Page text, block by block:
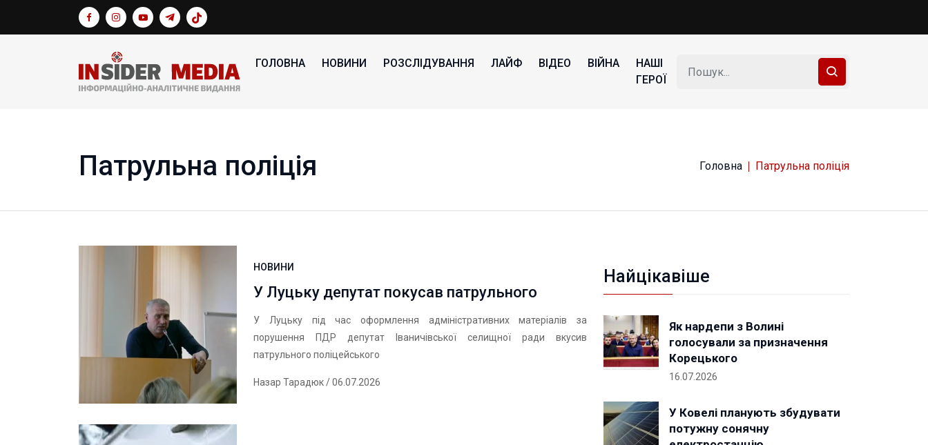
ГОЛОВНА НОВИНИ РОЗСЛІДУВАННЯ ЛАЙФ ВІДЕО ВІЙНА
НАШІ
ГЕРОЇ
Патрульна поліція Головна Патрульна поліція
НОВИНИ
У Луцьку депутат покусав патрульного
У Луцьку під час оформлення адміністративних матеріалів за
порушення ПДР депутат Іваничівської селищної ради вкусив
патрульного поліцейського
Назар Тарадюк/ 06.07.2026
Найцікавіше
Як нардепи з Волині
голосували за призначення
Корецького
16.07.2026
У Ковелі планують збудувати
потужну сонячну